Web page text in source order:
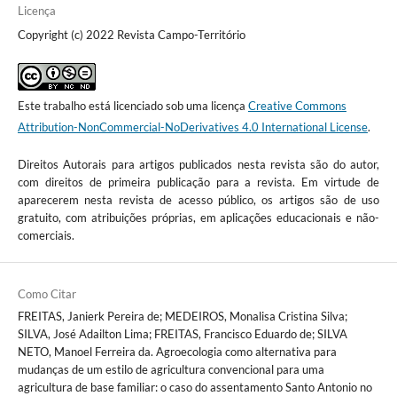
Licença
Copyright (c) 2022 Revista Campo-Território
Este trabalho está licenciado sob uma licença Creative Commons
Attribution-NonCommercial-NoDerivatives 4.0 International License.
Direitos Autorais para artigos publicados nesta revista são do autor,
com direitos de primeira publicação para a revista. Em virtude de
aparecerem nesta revista de acesso público, os artigos são de uso
gratuito, com atribuições próprias, em aplicações educacionais e não-
comerciais.
Como Citar
FREITAS, Janierk Pereira de; MEDEIROS, Monalisa Cristina Silva;
SILVA, José Adailton Lima; FREITAS, Francisco Eduardo de; SILVA
NETO, Manoel Ferreira da. Agroecologia como alternativa para
mudanças de um estilo de agricultura convencional para uma
agricultura de base familiar: o caso do assentamento Santo Antonio no